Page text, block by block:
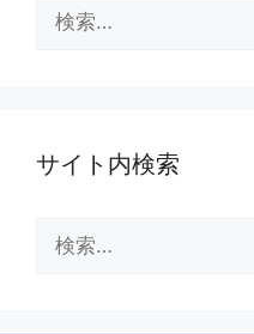
サイト内検索
索: